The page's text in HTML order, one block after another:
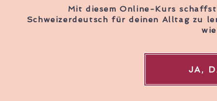
Mit diesem Online-Kurs
Schweizerdeutsch für deinen Alltag zu
JA,